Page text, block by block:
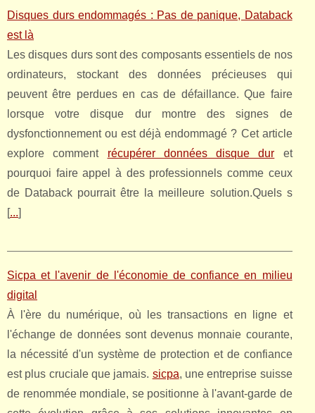
Disques durs endommagés : Pas de panique, Databack
est là
Les disques durs sont des composants essentiels de nos
ordinateurs, stockant des données précieuses qui
peuvent être perdues en cas de défaillance. Que faire
lorsque votre disque dur montre des signes de
dysfonctionnement ou est déjà endommagé ? Cet article
explore comment récupérer données disque dur et
pourquoi faire appel à des professionnels comme ceux
de Databack pourrait être la meilleure solution.Quels s
[...]
Sicpa et l'avenir de l'économie de confiance en milieu
digital
À l'ère du numérique, où les transactions en ligne et
l'échange de données sont devenus monnaie courante,
la nécessité d'un système de protection et de confiance
est plus cruciale que jamais. sicpa, une entreprise suisse
de renommée mondiale, se positionne à l'avant-garde de